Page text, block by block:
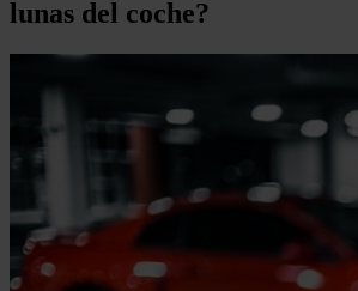
lunas del coche?